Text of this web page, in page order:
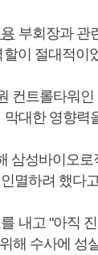
부회장과 관
이 절대적이
컨트롤타워
대한 영향력
삼성바이오
멸하려 했다
내고 "아직
해 수사에 성